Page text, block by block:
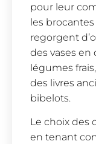
pour leur
les
regorgent
des vases en
légumes
des livres
bibelots.
Le choix des
en tenant